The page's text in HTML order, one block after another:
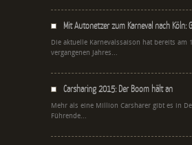
Mit Autonetzer zum Karneval nach Köln:
Die aktuelle Karnevalssaison hat bereits am
vergangenen Jahres...
Carsharing 2015: Der Boom hält an
Mehr als eine Million Carsharer gibt es in
Führende...